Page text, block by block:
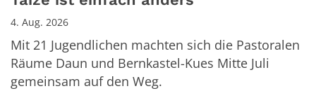
4. Aug. 2026
Mit 21 Jugendlichen machten sich die Pastoralen
Räume Daun und Bernkastel-Kues Mitte Juli
gemeinsam auf den Weg.